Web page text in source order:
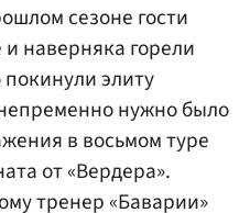
сезоне гости
наверняка горели
элиту
нужно было
в восьмом туре
от «Вердера».
тренер «Баварии»